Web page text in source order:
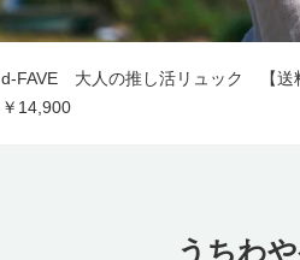
d-FAVE 大人の推し活リュック 【送
￥14,900
うちわ